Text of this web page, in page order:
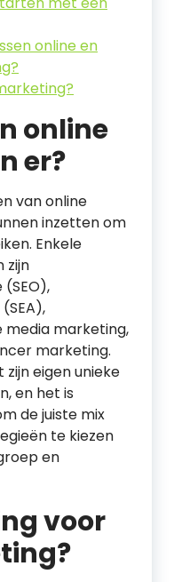
online en
online
er?
van online
inzetten om
Enkele
zijn
marketing,
marketing.
eigen unieke
en het is
de juiste mix
te kiezen
en
voor